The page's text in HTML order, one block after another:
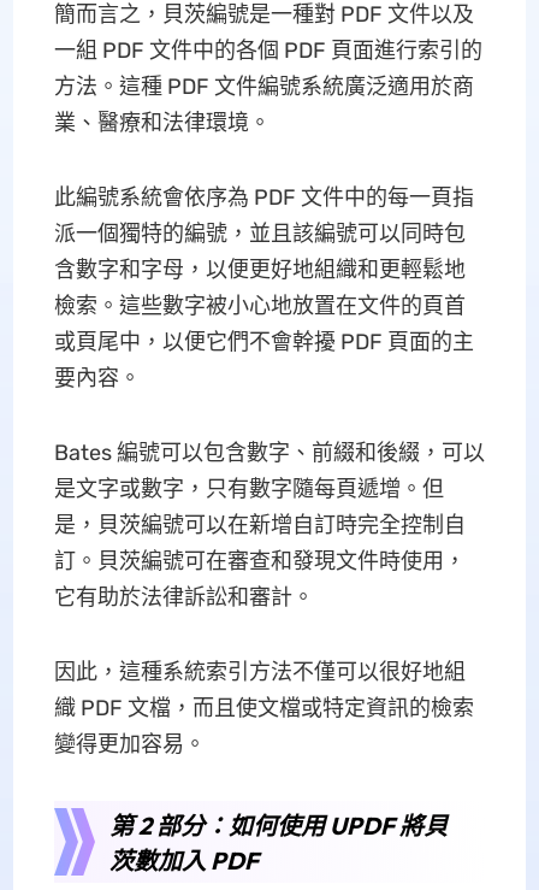
簡而言之，貝茨編號是一種對 PDF 文件以及
一組 PDF 文件中的各個 PDF 頁面進行索引的
方法。這種 PDF 文件編號系統廣泛適用於商
業、醫療和法律環境。
此編號系統會依序為 PDF 文件中的每一頁指
派一個獨特的編號，並且該編號可以同時包
含數字和字母，以便更好地組織和更輕鬆地
檢索。這些數字被小心地放置在文件的頁首
或頁尾中，以便它們不會幹擾 PDF 頁面的主
要內容。
Bates 編號可以包含數字、前綴和後綴，可以
是文字或數字，只有數字隨每頁遞增。但
是，貝茨編號可以在新增自訂時完全控制自
訂。貝茨編號可在審查和發現文件時使用，
它有助於法律訴訟和審計。
因此，這種系統索引方法不僅可以很好地組
織 PDF 文檔，而且使文檔或特定資訊的檢索
變得更加容易。
第 2 部分：如何使用 UPDF 將貝
茨數加入 PDF